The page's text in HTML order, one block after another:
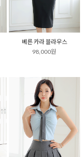
베른 카라 블라우스
98,000원